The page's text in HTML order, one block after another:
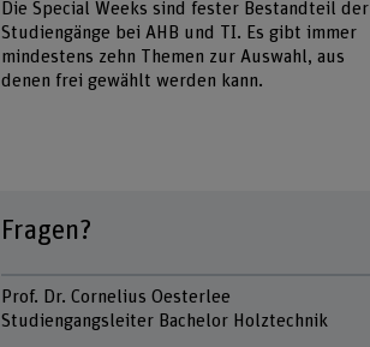
Die Special Weeks sind fester Bestandteil der
Studiengänge bei AHB und TI. Es gibt immer
mindestens zehn Themen zur Auswahl, aus
denen frei gewählt werden kann.
Fragen?
Prof. Dr. Cornelius Oesterlee
Studiengangsleiter Bachelor Holztechnik